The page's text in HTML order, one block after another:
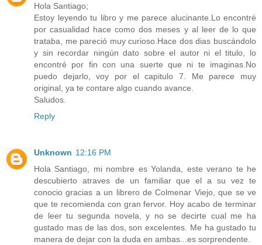
Hola Santiago;
Estoy leyendo tu libro y me parece alucinante.Lo encontré
por casualidad hace como dos meses y al leer de lo que
trataba, me pareció muy curioso.Hace dos dias buscándolo
y sin recordar ningún dato sobre el autor ni el titulo, lo
encontré por fin con una suerte que ni te imaginas.No
puedo dejarlo, voy por el capitulo 7. Me parece muy
original, ya te contare algo cuando avance.
Saludos.
Reply
Unknown 12:16 PM
Hola Santiago, mi nombre es Yolanda, este verano te he
descubierto atraves de un familiar que el a su vez te
conocio gracias a un librero de Colmenar Viejo, que se ve
que te recomienda con gran fervor. Hoy acabo de terminar
de leer tu segunda novela, y no se decirte cual me ha
gustado mas de las dos, son excelentes. Me ha gustado tu
manera de dejar con la duda en ambas...es sorprendente.